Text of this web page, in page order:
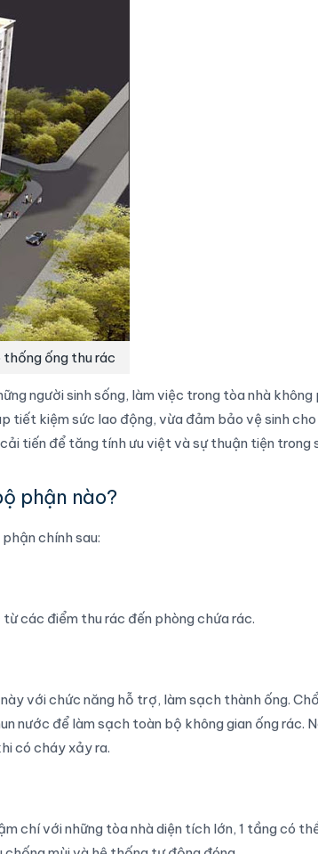
ống thu rác
người sinh sống, làm việc trong tòa nhà
tiết kiệm sức lao động, vừa đảm bảo vệ sinh
tiến để tăng tính ưu việt và sự thuận tiện trong
phận nào?
chính sau:
các điểm thu rác đến phòng chứa rác.
với chức năng hỗ trợ, làm sạch thành ống.
nước để làm sạch toàn bộ không gian ống rác.
có cháy xảy ra.
chí với những tòa nhà diện tích lớn, 1 tầng có